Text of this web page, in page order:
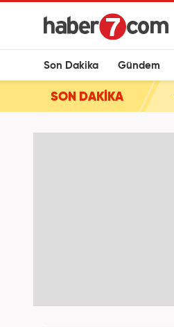
Son Dakika Gündem
SON DAKİKA